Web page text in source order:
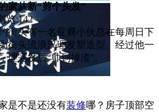
家从新“剪个头发”
览:142
街头有一名亚裔小伙总在每周日下
街头流浪汉理发塑造型。经过他一
理完发后“帅到掉渣”。
是不是还没有装修哪？房子顶部空